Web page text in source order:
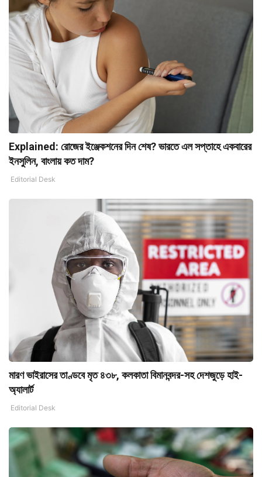
Explained: রোজের ইঞ্জেকশনের দিন শেষ? ভারতে এল সপ্তাহে একবারের
ইনসুলিন, বাংলায় কত দাম?
Editorial Desk
মারণ ভাইরাসের তাণ্ডবে মৃত ৪৩৮, কলকাতা বিমানবন্দর-সহ দেশজুড়ে হাই-
অ্যালার্ট
Editorial Desk